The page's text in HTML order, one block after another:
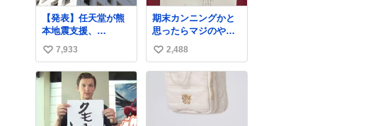
【発表】任天堂が熊
本地震支援、
「Switch 2」など無
償修理へ 保証切れで
も対象
news.livedoor.com/
article/detail… 任天
堂が令和8年熊本地震
の被災者支援とし
い
い
ね
数
7,933
期末カンニングかと
思ったらマジのやつ
で草 B4でIDMってこ
とはおそらく就職だ
し、内定取り消し？
それと夏休み期間の
停学って無意味じゃ
ね？
い
い
2,488